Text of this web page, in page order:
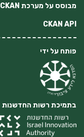
מבוסס על מערכת CKAN
CKAN API
פותח על ידי
בתמיכת רשות החדשנות